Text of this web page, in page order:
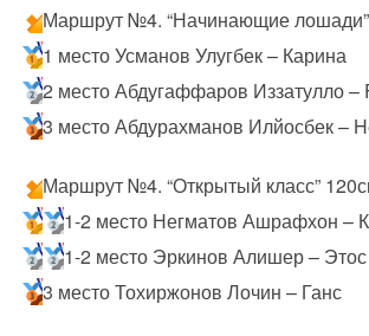
Маршрут №4. “Начинающие
1 место Усманов Улугбек – Карина
2 место Абдугаффаров Иззатулло –
3 место Абдурахманов Илйосбек –
Маршрут №4. “Открытый класс”
1-2 место Негматов Ашрафхон –
1-2 место Эркинов Алишер – Этос
3 место Тохиржонов Лочин – Ганс